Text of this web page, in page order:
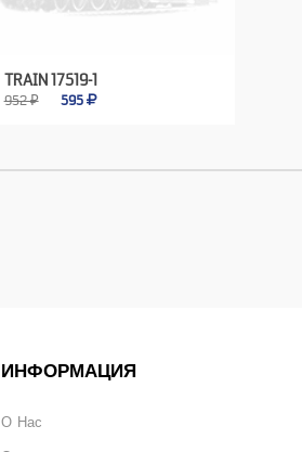
TRAIN 17519-1
952 ₽ 595
ИНФОРМАЦИЯ
О Нас